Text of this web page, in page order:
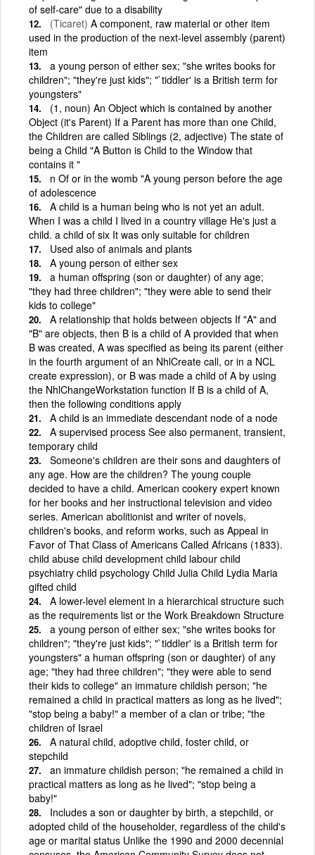
of self-care" due to a disability
(Ticaret) A component, raw material or other item
used in the production of the next-level assembly (parent)
item
a young person of either sex; "she writes books for
children"; "they're just kids"; "`tiddler' is a British term for
youngsters"
(1, noun) An Object which is contained by another
Object (it's Parent) If a Parent has more than one Child,
the Children are called Siblings (2, adjective) The state of
being a Child "A Button is Child to the Window that
contains it "
n Of or in the womb "A young person before the age
of adolescence
A child is a human being who is not yet an adult.
When I was a child I lived in a country village He's just a
child. a child of six It was only suitable for children
Used also of animals and plants
A young person of either sex
a human offspring (son or daughter) of any age;
"they had three children"; "they were able to send their
kids to college"
A relationship that holds between objects If "A" and
"B" are objects, then B is a child of A provided that when
B was created, A was specified as being its parent (either
in the fourth argument of an NhlCreate call, or in a NCL
create expression), or B was made a child of A by using
the NhlChangeWorkstation function If B is a child of A,
then the following conditions apply
A child is an immediate descendant node of a node
A supervised process See also permanent, transient,
temporary child
Someone's children are their sons and daughters of
any age. How are the children? The young couple
decided to have a child. American cookery expert known
for her books and her instructional television and video
series. American abolitionist and writer of novels,
children's books, and reform works, such as Appeal in
Favor of That Class of Americans Called Africans (1833).
child abuse child development child labour child
psychiatry child psychology Child Julia Child Lydia Maria
gifted child
A lower-level element in a hierarchical structure such
as the requirements list or the Work Breakdown Structure
a young person of either sex; "she writes books for
children"; "they're just kids"; "`tiddler' is a British term for
youngsters" a human offspring (son or daughter) of any
age; "they had three children"; "they were able to send
their kids to college" an immature childish person; "he
remained a child in practical matters as long as he lived";
"stop being a baby!" a member of a clan or tribe; "the
children of Israel
A natural child, adoptive child, foster child, or
stepchild
an immature childish person; "he remained a child in
practical matters as long as he lived"; "stop being a
baby!"
Includes a son or daughter by birth, a stepchild, or
adopted child of the householder, regardless of the child's
age or marital status Unlike the 1990 and 2000 decennial